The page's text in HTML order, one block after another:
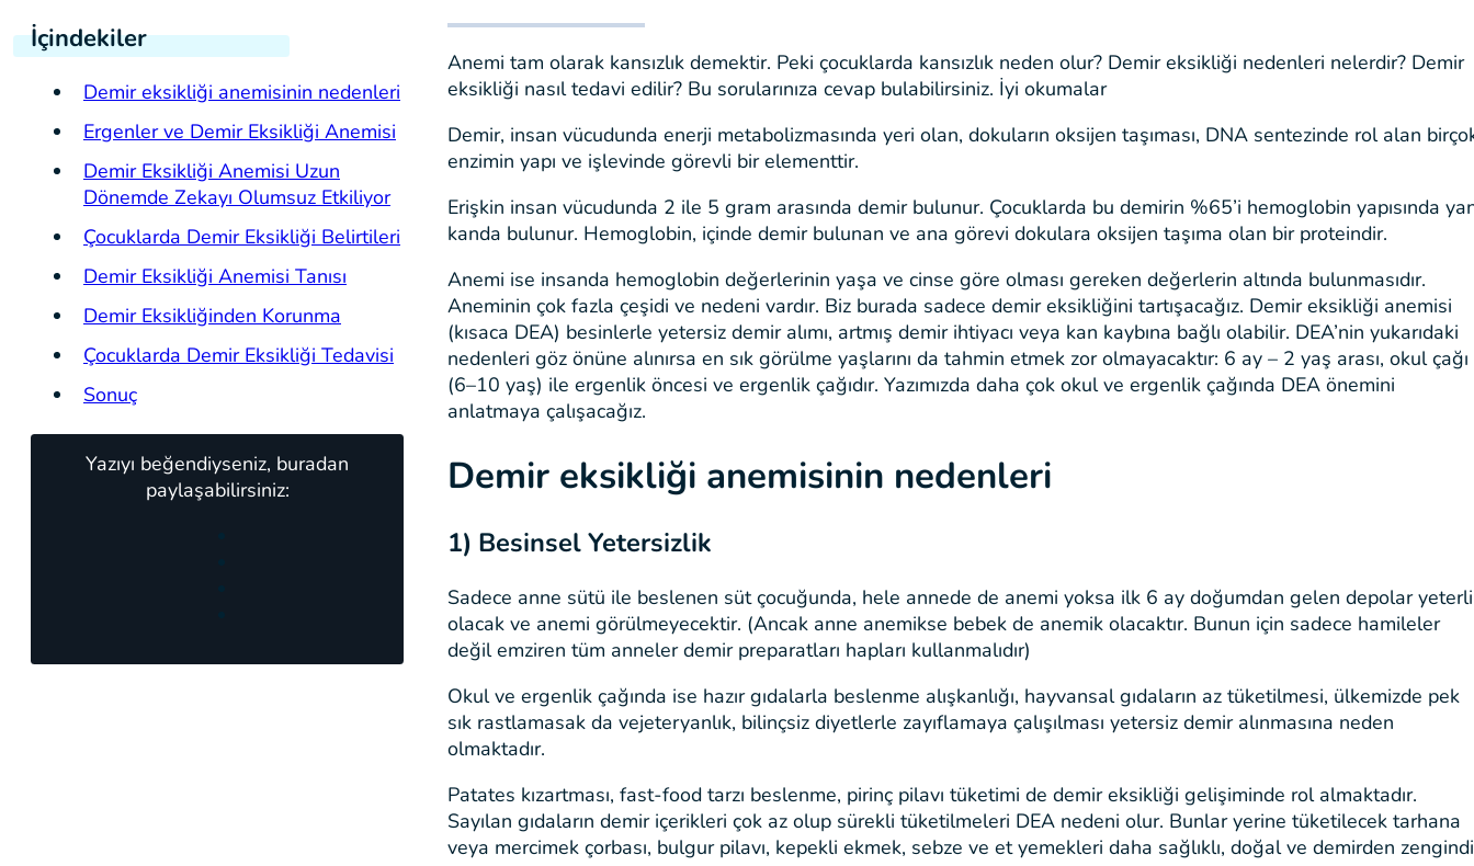
İçindekiler
Demir eksikliği anemisinin nedenleri
Ergenler ve Demir Eksikliği Anemisi
Demir Eksikliği Anemisi Uzun
Dönemde Zekayı Olumsuz Etkiliyor
Çocuklarda Demir Eksikliği Belirtileri
Demir Eksikliği Anemisi Tanısı
Demir Eksikliğinden Korunma
Çocuklarda Demir Eksikliği Tedavisi
Sonuç
Yazıyı beğendiyseniz, buradan
paylaşabilirsiniz:
Anemi tam olarak kansızlık demektir. Peki çocuklarda kansızlık neden olur? Demir eksikliği nedenleri nelerdir? Demir
eksikliği nasıl tedavi edilir? Bu sorularınıza cevap bulabilirsiniz. İyi okumalar
Demir, insan vücudunda enerji metabolizmasında yeri olan, dokuların oksijen taşıması, DNA sentezinde rol alan
enzimin yapı ve işlevinde görevli bir elementtir.
Erişkin insan vücudunda 2 ile 5 gram arasında demir bulunur. Çocuklarda bu demirin %65’i hemoglobin yapısında
kanda bulunur. Hemoglobin, içinde demir bulunan ve ana görevi dokulara oksijen taşıma olan bir proteindir.
Anemi ise insanda hemoglobin değerlerinin yaşa ve cinse göre olması gereken değerlerin altında bulunmasıdır.
Aneminin çok fazla çeşidi ve nedeni vardır. Biz burada sadece demir eksikliğini tartışacağız. Demir eksikliği anemisi
(kısaca DEA) besinlerle yetersiz demir alımı, artmış demir ihtiyacı veya kan kaybına bağlı olabilir. DEA’nin yukarıdaki
nedenleri göz önüne alınırsa en sık görülme yaşlarını da tahmin etmek zor olmayacaktır: 6 ay – 2 yaş arası, okul çağı
(6–10 yaş) ile ergenlik öncesi ve ergenlik çağıdır. Yazımızda daha çok okul ve ergenlik çağında DEA önemini
anlatmaya çalışacağız.
Demir eksikliği anemisinin nedenleri
1) BesinselYetersizlik
Sadece anne sütü ile beslenen süt çocuğunda, hele annede de anemi yoksa ilk 6 ay doğumdan gelen depolar yeterli
olacak ve anemi görülmeyecektir. (Ancak anne anemikse bebek de anemik olacaktır. Bunun için sadece hamileler
değil emziren tüm anneler demir preparatları hapları kullanmalıdır)
Okul ve ergenlik çağında ise hazır gıdalarla beslenme alışkanlığı, hayvansal gıdaların az tüketilmesi, ülkemizde pek
sık rastlamasak da vejeteryanlık, bilinçsiz diyetlerle zayıflamaya çalışılması yetersiz demir alınmasına neden
olmaktadır.
Patates kızartması, fast-food tarzı beslenme, pirinç pilavı tüketimi de demir eksikliği gelişiminde rol almaktadır.
Sayılan gıdaların demir içerikleri çok az olup sürekli tüketilmeleri DEA nedeni olur. Bunlar yerine tüketilecek tarhana
veya mercimek çorbası, bulgur pilavı, kepekli ekmek, sebze ve et yemekleri daha sağlıklı, doğal ve demirden